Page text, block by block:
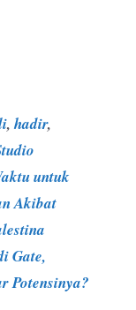
,hadir,
untuk
Akibat
Gate,
Potensinya?